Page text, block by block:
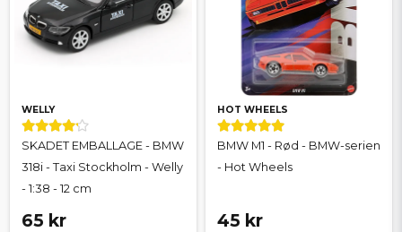
WELLY
SKADET EMBALLAGE - BMW
318i - Taxi Stockholm - Welly
- 1:38 - 12 cm
65 kr
HOT WHEELS
BMW M1 - Rød - BMW-serien
- Hot Wheels
45 kr